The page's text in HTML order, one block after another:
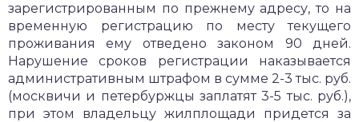
зарегистрированным по прежнему адресу, то на
временную регистрацию по месту текущего
проживания ему отведено законом 90 дней.
Нарушение сроков регистрации наказывается
административным штрафом в сумме 2-3 тыс. руб.
(москвичи и петербуржцы заплатят 3-5 тыс. руб.),
при этом владельцу жилплощади придется за